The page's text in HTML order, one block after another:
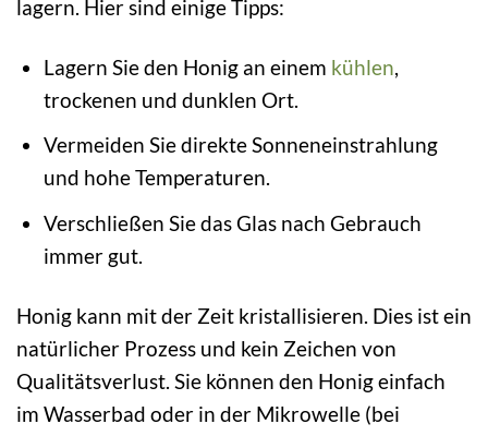
lagern. Hier sind einige Tipps:
Lagern Sie den Honig an einem kühlen
trockenen und dunklen Ort.
Vermeiden Sie direkte Sonneneinstrahlung
und hohe Temperaturen.
Verschließen Sie das Glas nach Gebrauch
immer gut.
Honig kann mit der Zeit kristallisieren. Dies ist ein
natürlicher Prozess und kein Zeichen von
Qualitätsverlust. Sie können den Honig einfach
im Wasserbad oder in der Mikrowelle (bei